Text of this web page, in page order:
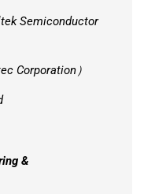
Semiconductor
Corporation）
&